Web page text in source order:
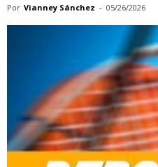
Por Vianney Sánchez - 05/26/2026